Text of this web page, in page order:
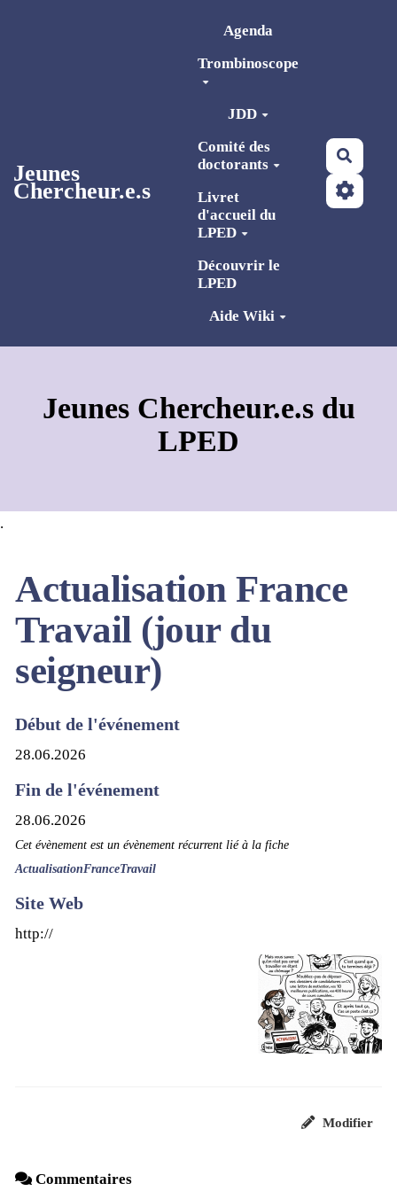
Jeunes
Chercheur.e.s
Agenda
Trombinoscope
JDD
Comité des
doctorants
Livret
d'accueil du
LPED
Découvrir le
LPED
Aide Wiki
Jeunes Chercheur.e.s du
LPED
.
Actualisation France
Travail (jour du
seigneur)
Début de l'événement
28.06.2026
Fin de l'événement
28.06.2026
Cet évènement est un évènement récurrent lié à la fiche
ActualisationFranceTravail
Site Web
http://
Modifier
Commentaires